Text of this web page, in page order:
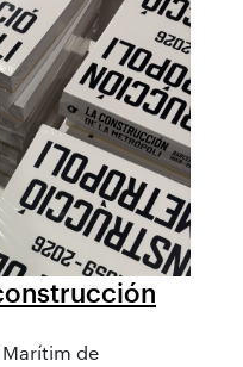
Marítim de